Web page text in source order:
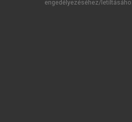
engedélyezéséhez/